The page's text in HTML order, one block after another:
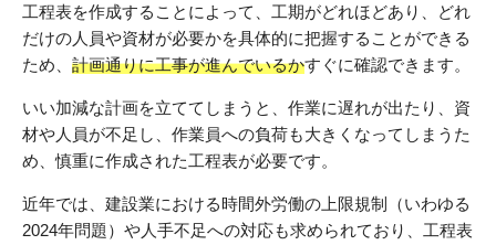
工程表を作成することによって、工期がどれほどあり、どれ
だけの人員や資材が必要かを具体的に把握することができる
ため、 計画通りに工事が進んでいるかすぐに確認できます。
いい加減な計画を立ててしまうと、作業に遅れが出たり、資
材や人員が不足し、作業員への負荷も大きくなってしまうた
め、慎重に作成された工程表が必要です。
近年では、建設業における時間外労働の上限規制（いわゆる
2024年問題）や人手不足への対応も求められており、工程表